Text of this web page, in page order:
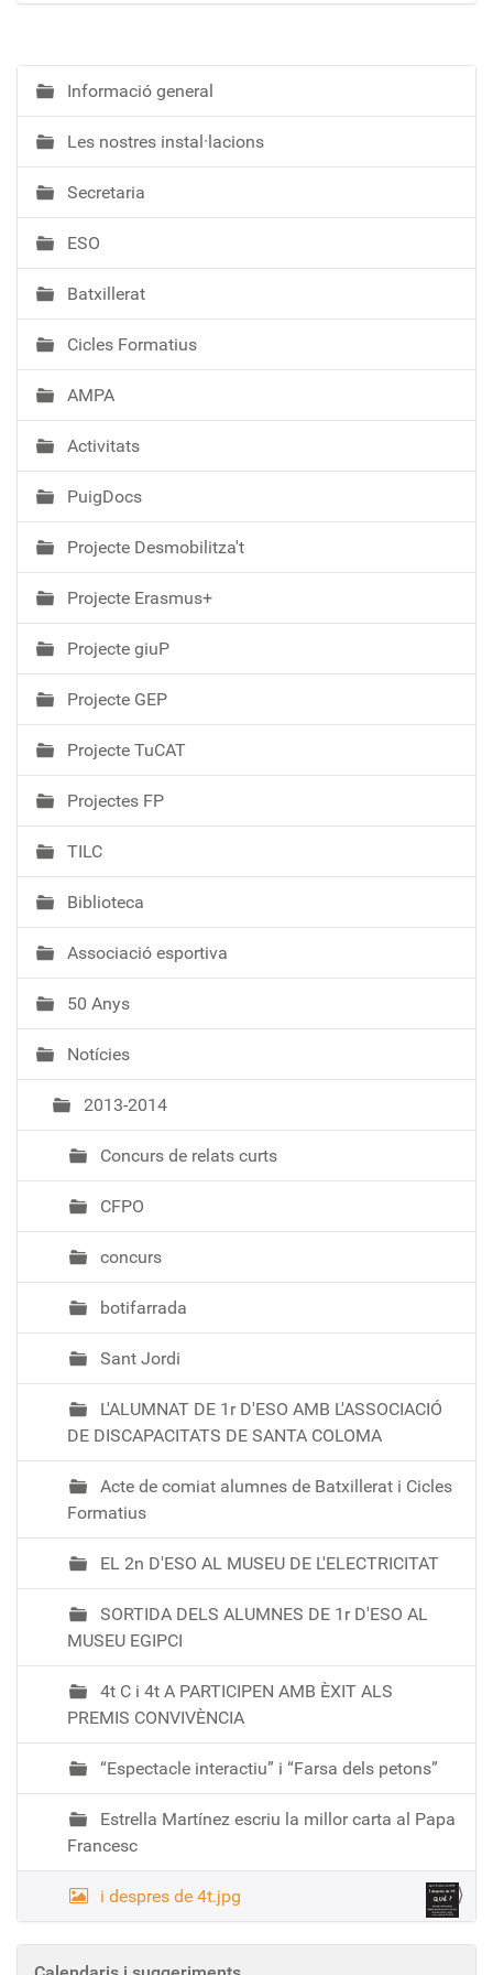
N
a
v
e
g
a
c
ó
Informació general
Les nostres instal·lacions
Secretaria
ESO
Batxillerat
Cicles Formatius
AMPA
Activitats
PuigDocs
Projecte Desmobilitza't
Projecte Erasmus+
Projecte giuP
Projecte GEP
Projecte TuCAT
Projectes FP
TILC
Biblioteca
Associació esportiva
50 Anys
Notícies
2013-2014
Concurs de relats curts
CFPO
concurs
botifarrada
Sant Jordi
L'ALUMNAT DE 1r D'ESO AMB L'ASSOCIACIÓ
DE DISCAPACITATS DE SANTA COLOMA
Acte de comiat alumnes de Batxillerat i Cicles
Formatius
EL 2n D'ESO AL MUSEU DE L'ELECTRICITAT
SORTIDA DELS ALUMNES DE 1r D'ESO AL
MUSEU EGIPCI
4t C i 4t A PARTICIPEN AMB ÈXIT ALS
PREMIS CONVIVÈNCIA
“Espectacle interactiu” i “Farsa dels petons”
Estrella Martínez escriu la millor carta al Papa
Francesc
i despres de 4t.jpg